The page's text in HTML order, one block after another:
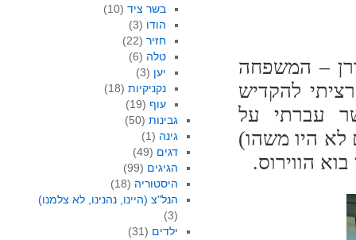
– המשפחה
להקדיש
עברתי על
לא היו משהו)
הווירוס.
בשר ציד (10)
הודו (3)
חזיר (22)
טלה (6)
יען (3)
נקניקיות (18)
עוף (19)
גבינות(50)
גינה (1)
דגים (49)
הגיגים (99)
היסטוריה (18)
הנל"צ (היינו, נהנינו, לא צלמנו)
(3)
ילדים (31)